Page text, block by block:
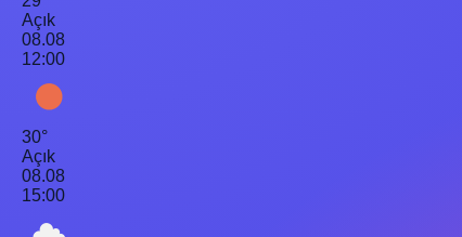
Açık
08.08
12:00
30°
Açık
08.08
15:00